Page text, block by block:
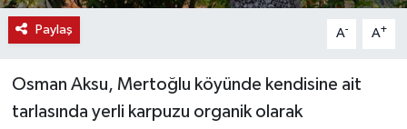
Paylaş A- A+
Osman Aksu, Mertoğlu köyünde kendisine ait
tarlasında yerli karpuzu organik olarak